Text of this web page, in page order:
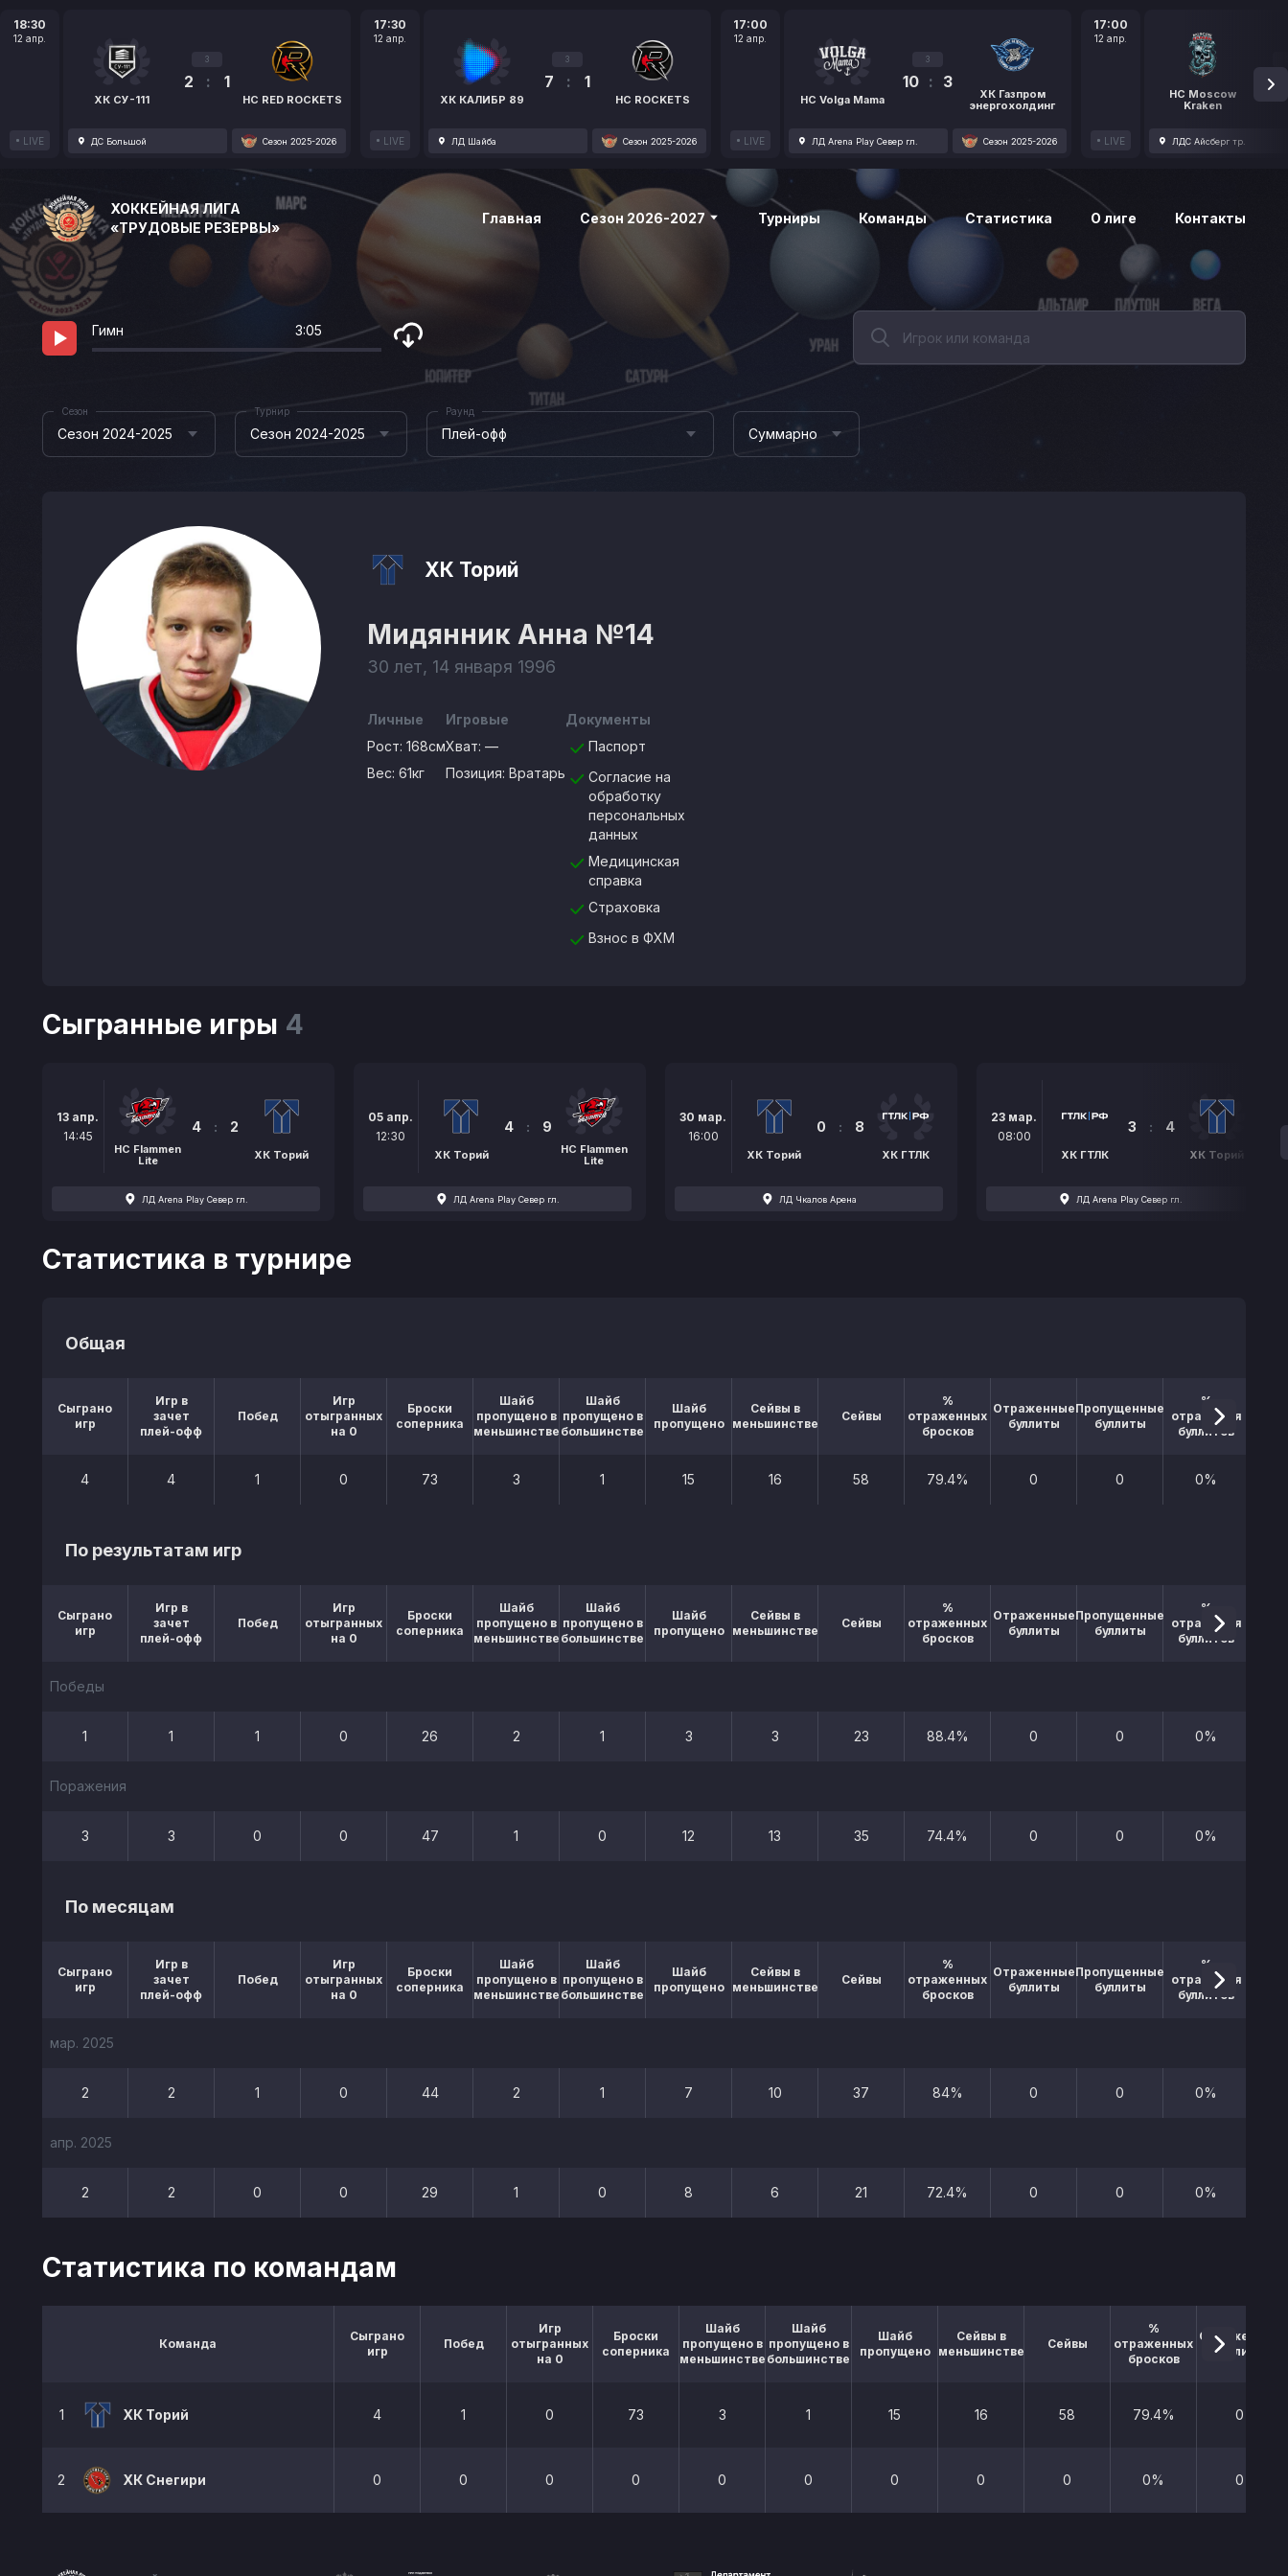
18:30
12 апр.
LIVE
ХК СУ-111
3
2 : 1
HC RED ROCKETS
ДС Большой Сезон 2025-2026
17:30
12 апр.
LIVE
ХК КАЛИБР 89
3
7 : 1
HC ROCKETS
ЛД Шайба Сезон 2025-2026
17:00
12 апр.
LIVE
HC Volga Mama
3
10 : 3
ХК Газпром
энергохолдинг
ЛД Arena Play Север гл. Сезон 2025-2026
17:00
12 апр.
LIVE
HC Moscow
Kraken
1
ЛДС Айсберг тр.
ХОККЕЙНАЯ ЛИГА
«ТРУДОВЫЕ РЕЗЕРВЫ»
Главная Сезон 2026-2027 Турниры Команды Статистика О лиге Контакты
Гимн 3:05
Сезон 2024-2025
Сезон
Сезон 2024-2025
Турнир
Плей-офф
Раунд
Суммарно
ХК Торий
Мидянник Анна №14
30 лет, 14 января 1996
Личные
Рост: 168см
Вес: 61кг
Игровые
Хват: —
Позиция: Вратарь
Документы
Паспорт
Согласие на
обработку
персональных
данных
Медицинская
справка
Страховка
Взнос в ФХМ
Сыгранные игры 4
13 апр.
14:45
HC Flammen
Lite
4 : 2
ХК Торий
ЛД Arena Play Север гл.
05 апр.
12:30
ХК Торий
4 : 9
HC Flammen
Lite
ЛД Arena Play Север гл.
30 мар.
16:00
ХК Торий
0 : 8
ХК ГТЛК
ЛД Чкалов Арена
23 мар.
08:00
ХК ГТЛК
3 : 4
ХК Торий
ЛД Arena Play Север гл.
Статистика в турнире
Общая
Сыграно
игр
Игр в
зачет
плей-офф
Побед
Игр
отыгранных
на 0
Броски
соперника
Шайб
пропущено в
меньшинстве
Шайб
пропущено в
большинстве
Шайб
пропущено
Сейвы в
меньшинстве
Сейвы
%
отраженных
бросков
Отраженные
буллиты
Пропущенные
буллиты
%
отражения
буллитов
4 4 1 0 73 3 1 15 16 58 79.4% 0 0 0%
По результатам игр
Сыграно
игр
Игр в
зачет
плей-офф
Побед
Игр
отыгранных
на 0
Броски
соперника
Шайб
пропущено в
меньшинстве
Шайб
пропущено в
большинстве
Шайб
пропущено
Сейвы в
меньшинстве
Сейвы
%
отраженных
бросков
Отраженные
буллиты
Пропущенные
буллиты
%
отражения
буллитов
Победы
1 1 1 0 26 2 1 3 3 23 88.4% 0 0 0%
Поражения
3 3 0 0 47 1 0 12 13 35 74.4% 0 0 0%
По месяцам
Сыграно
игр
Игр в
зачет
плей-офф
Побед
Игр
отыгранных
на 0
Броски
соперника
Шайб
пропущено в
меньшинстве
Шайб
пропущено в
большинстве
Шайб
пропущено
Сейвы в
меньшинстве
Сейвы
%
отраженных
бросков
Отраженные
буллиты
Пропущенные
буллиты
%
отражения
буллитов
мар. 2025
2 2 1 0 44 2 1 7 10 37 84% 0 0 0%
апр. 2025
2 2 0 0 29 1 0 8 6 21 72.4% 0 0 0%
Статистика по командам
Команда
Сыграно
игр
Побед
Игр
отыгранных
на 0
Броски
соперника
Шайб
пропущено в
меньшинстве
Шайб
пропущено в
большинстве
Шайб
пропущено
Сейвы в
меньшинстве
Сейвы
%
отраженных
бросков
Отраженные
буллиты
1 ХК Торий 4 1 0 73 3 1 15 16 58 79.4% 0
2 ХК Снегири 0 0 0 0 0 0 0 0 0 0% 0